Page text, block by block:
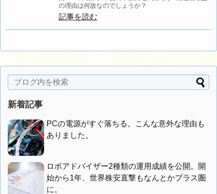
の理由は何故なのでしょうか？
記事を読む
新着記事
PCの電源がすぐ落ちる。こんな意外な理由も
ありました。
ロボアドバイザー2種類の運用成績を公開。開
始から1年、世界株安直撃もなんとかプラス圏
に。